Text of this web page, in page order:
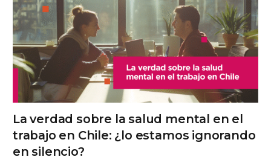
La verdad sobre la salud mental en el
trabajo en Chile: ¿lo estamos ignorando
en silencio?